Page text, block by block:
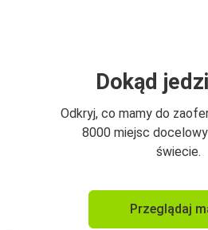
Dokąd
Odkryj, co mamy do
8000 miejsc
świecie.
Przeglądaj